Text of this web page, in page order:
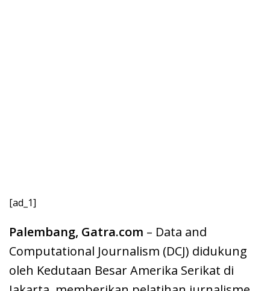
[ad_1]
Palembang, Gatra.com – Data and
Computational Journalism (DCJ) didukung
oleh Kedutaan Besar Amerika Serikat di